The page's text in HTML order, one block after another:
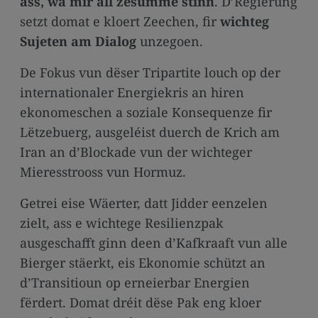
media
links
setzt domat e kloert Zeechen, fir wichteg
Sujeten am Dialogunzegoen.
De Fokus vun dëser Tripartite louch op der
internationaler Energiekris an hiren
ekonomeschen a soziale Konsequenze fir
Lëtzebuerg, ausgeléist duerch de Krich am
Iran an d’Blockade vun der wichteger
Mieresstrooss vun Hormuz.
Getrei eise Wäerter, datt Jidder eenzelen
zielt, ass e wichtege Resilienzpak
ausgeschafft ginn deen d’Kafkraaft vun alle
Bierger stäerkt, eis Ekonomie schützt an
d’Transitioun op erneierbar Energien
fërdert. Domat dréit dëse Pak eng kloer